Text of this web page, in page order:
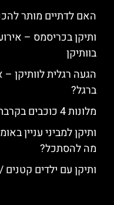
האם לדתיים מותר
ותיקן בכריסמס –
בוותיקן
הגעה רגלית לוותיקן –
ברגל?
מלונות 4 כוכבים בקרבת הוותיקן
ותיקן למביני עניין
מה להסתכל?
ותיקן עם ילדים